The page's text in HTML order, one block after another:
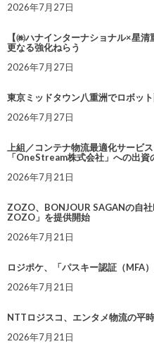
2026年7月27日
【㈱ハナインターナショナル×星
更なる強化ねらう
2026年7月27日
東京ミッドタウン八重洲でロボッ
2026年7月27日
上組／コンテナ物流最適化サービ
「OneStream株式会社」への出資
2026年7月21日
ZOZO、BONJOUR SAGANの自
ZOZO」を提供開始
2026年7月21日
ロジポケ、「パスキー認証（MFA
2026年7月21日
NTTロジスコ、エンタメ物流の平
2026年7月21日